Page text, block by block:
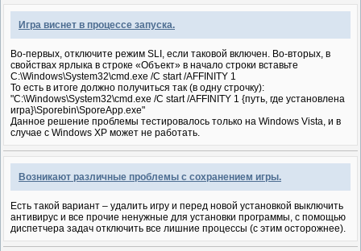
Игра виснет в процессе запуска.
Во-первых, отключите режим SLI, если таковой включен. Во-вторых, в
свойствах ярлыка в строке «Объект» в начало строки вставьте
C:\Windows\System32\cmd.exe /C start /AFFINITY 1
То есть в итоге должно получиться так (в одну строчку):
"C:\Windows\System32\cmd.exe /C start /AFFINITY 1 {путь, где установлена
игра}\Sporebin\SporeApp.exe"
Данное решение проблемы тестировалось только на Windows Vista, и в
случае с Windows XP может не работать.
Возникают различные проблемы с сохранением игры.
Есть такой вариант – удалить игру и перед новой установкой выключить
антивирус и все прочие ненужные для установки программы, с помощью
диспетчера задач отключить все лишние процессы (с этим осторожнее).